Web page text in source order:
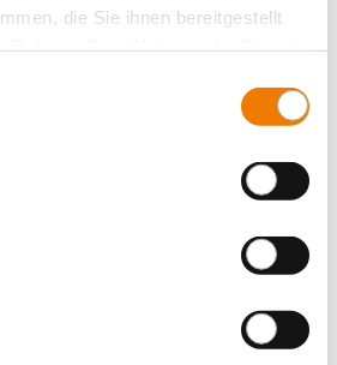
die Sie ihnen bereitgestellt